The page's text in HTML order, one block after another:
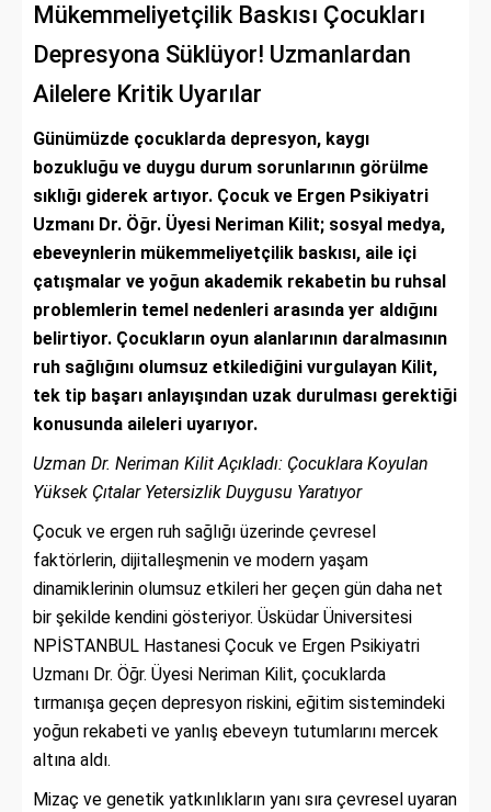
Mükemmeliyetçilik Baskısı Çocukları
Depresyona Süklüyor! Uzmanlardan
Ailelere Kritik Uyarılar
Günümüzde çocuklarda depresyon, kaygı
bozukluğu ve duygu durum sorunlarının görülme
sıklığı giderek artıyor. Çocuk ve Ergen Psikiyatri
Uzmanı Dr. Öğr. Üyesi Neriman Kilit; sosyal medya,
ebeveynlerin mükemmeliyetçilik baskısı, aile içi
çatışmalar ve yoğun akademik rekabetin bu ruhsal
problemlerin temel nedenleri arasında yer aldığını
belirtiyor. Çocukların oyun alanlarının daralmasının
ruh sağlığını olumsuz etkilediğini vurgulayan Kilit,
tek tip başarı anlayışından uzak durulması gerektiği
konusunda aileleri uyarıyor.
Uzman Dr. Neriman Kilit Açıkladı: Çocuklara Koyulan
Yüksek Çıtalar Yetersizlik Duygusu Yaratıyor
Çocuk ve ergen ruh sağlığı üzerinde çevresel
faktörlerin, dijitalleşmenin ve modern yaşam
dinamiklerinin olumsuz etkileri her geçen gün daha net
bir şekilde kendini gösteriyor. Üsküdar Üniversitesi
NPİSTANBUL Hastanesi Çocuk ve Ergen Psikiyatri
Uzmanı Dr. Öğr. Üyesi Neriman Kilit, çocuklarda
tırmanışa geçen depresyon riskini, eğitim sistemindeki
yoğun rekabeti ve yanlış ebeveyn tutumlarını mercek
altına aldı.
Mizaç ve genetik yatkınlıkların yanı sıra çevresel uyaran